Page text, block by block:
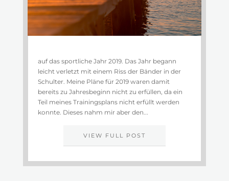
auf das sportliche Jahr 2019. Das Jahr begann
leicht verletzt mit einem Riss der Bänder in der
Schulter. Meine Pläne für 2019 waren damit
bereits zu Jahresbeginn nicht zu erfüllen, da ein
Teil meines Trainingsplans nicht erfüllt werden
konnte. Dieses nahm mir aber den...
VIEW FULL POST